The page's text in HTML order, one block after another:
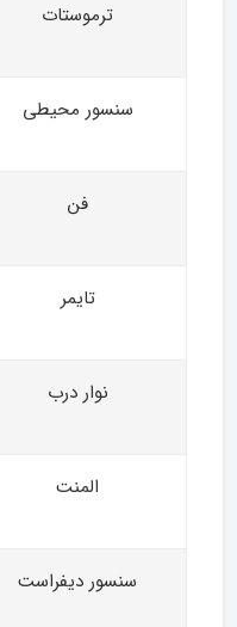
ترموستات
سنسور محیطی
فن
تایمر
نوار درب
المنت
سنسور دیفراست